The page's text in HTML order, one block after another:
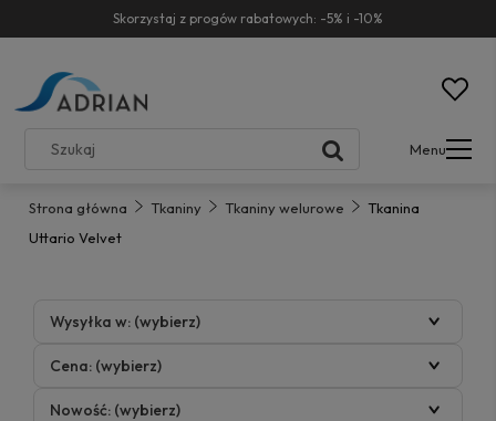
Skorzystaj z progów rabatowych: -5% i -10%
Menu
Strona główna Tkaniny Tkaniny welurowe
Tkanina
Uttario Velvet
Wysyłka w: (wybierz)
Cena: (wybierz)
Nowość: (wybierz)